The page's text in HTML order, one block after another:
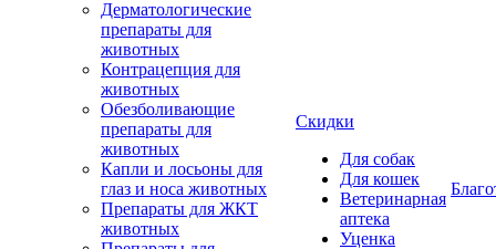
Дерматологические
препараты для
животных
Контрацепция для
животных
Обезболивающие
препараты для
животных
Капли и лосьоны для
глаз и носа животных
Препараты для ЖКТ
животных
Скидки
Для собак
Для кошек
Ветеринарная
аптека
Уценка